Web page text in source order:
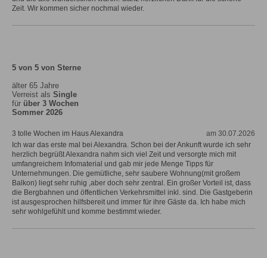
Zeit. Wir kommen sicher nochmal wieder.
5 von 5 von Sterne
älter 65 Jahre
Verreist als Single
für über 3 Wochen
Sommer 2026
am 30.07.2026
3 tolle Wochen im Haus Alexandra
Ich war das erste mal bei Alexandra. Schon bei der Ankunft wurde ich sehr
herzlich begrüßt Alexandra nahm sich viel Zeit und versorgte mich mit
umfangreichem Infomaterial und gab mir jede Menge Tipps für
Unternehmungen. Die gemütliche, sehr saubere Wohnung(mit großem
Balkon) liegt sehr ruhig ,aber doch sehr zentral. Ein großer Vorteil ist, dass
die Bergbahnen und öffentlichen Verkehrsmittel inkl. sind. Die Gastgeberin
ist ausgesprochen hilfsbereit und immer für ihre Gäste da. Ich habe mich
sehr wohlgefühlt und komme bestimmt wieder.